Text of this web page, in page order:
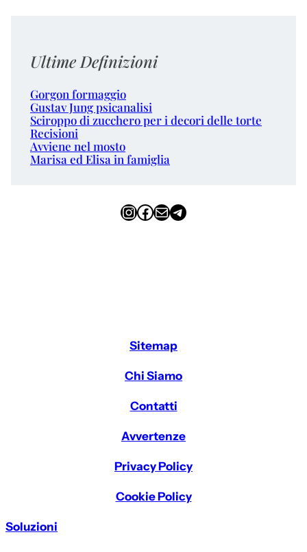
Ultime Definizioni
Gorgon formaggio
Gustav Jung psicanalisi
Sciroppo di zucchero per i decori delle torte
Recisioni
Avviene nel mosto
Marisa ed Elisa in famiglia
InstagramFacebook Email Telegram
Sitemap
Chi Siamo
Contatti
Avvertenze
Privacy Policy
Cookie Policy
Soluzioni